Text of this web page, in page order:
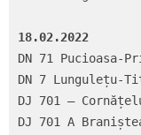
18.02.2022
DN 71 Pucioasa-
DN 7 Lungulețu-
DJ 701 –
DJ 701 A